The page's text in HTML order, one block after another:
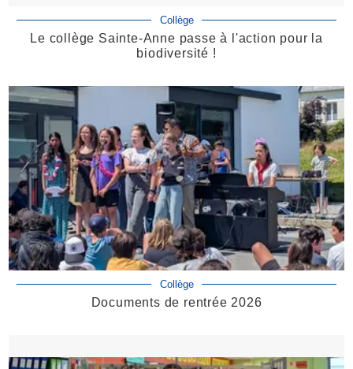
Collège
Le collège Sainte-Anne passe à l'action pour la
biodiversité !
Collège
Documents de rentrée 2026